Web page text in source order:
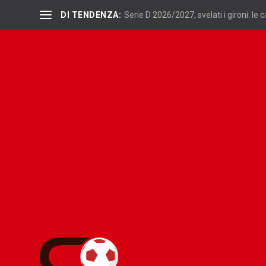
DI TENDENZA: Serie D 2026/2027, svelati i gironi: le